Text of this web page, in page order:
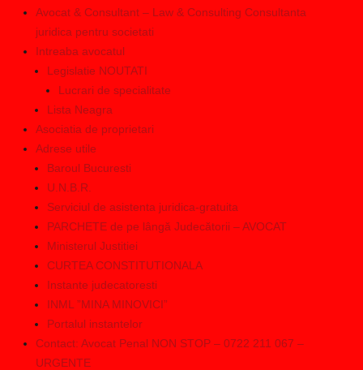
Avocat & Consultant – Law & Consulting Consultanta
juridica pentru societati
Intreaba avocatul
Legislatie NOUTATI
Lucrari de specialitate
Lista Neagra
Asociatia de proprietari
Adrese utile
Baroul Bucuresti
U.N.B.R.
Serviciul de asistenta juridica-gratuita
PARCHETE de pe lângă Judecătorii – AVOCAT
Ministerul Justitiei
CURTEA CONSTITUTIONALA
Instante judecatoresti
INML ”MINA MINOVICI”
Portalul instantelor
Contact: Avocat Penal NON STOP – 0722 211 067 –
URGENTE